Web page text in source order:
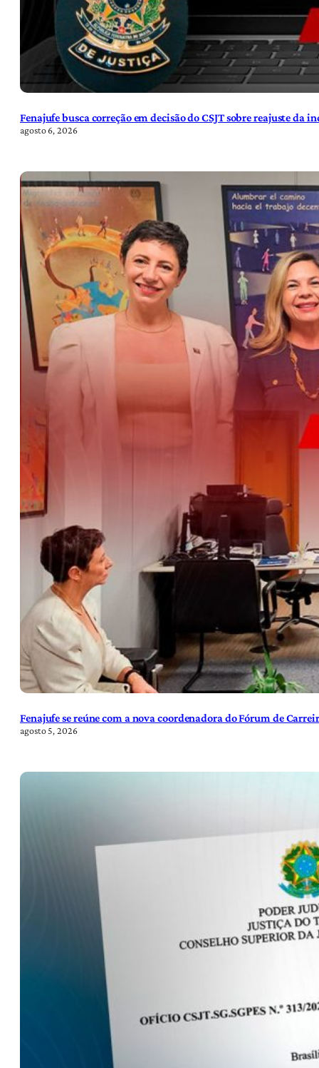
Fenajufe busca correção em decisão do CSJT sobre reajuste da
agosto 6, 2026
Fenajufe se reúne com a nova coordenadora do Fórum de
agosto 5, 2026